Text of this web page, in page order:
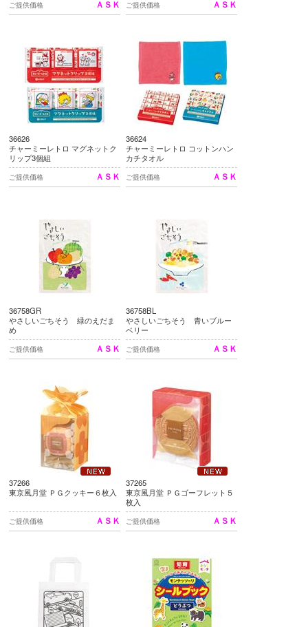
ご提供価格 ＡＳＫ ご提供価格 ＡＳＫ
36626
チャーミーレトロ マグネットク
リップ3個組
ご提供価格 ＡＳＫ
36624
チャーミーレトロ コットンハン
カチタオル
ご提供価格 ＡＳＫ
36758GR
やさしいごちそう 緑のえだま
め
ご提供価格 ＡＳＫ
36758BL
やさしいごちそう 青いブルー
ベリー
ご提供価格 ＡＳＫ
37266
東京風月堂 ＰＧクッキー６枚入
ご提供価格 ＡＳＫ
37265
東京風月堂 ＰＧゴーフレット５
枚入
ご提供価格 ＡＳＫ